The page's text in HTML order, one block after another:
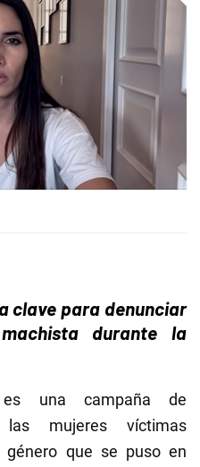
clave para denunciar
durante la
es una campaña de
mujeres víctimas
género que se puso en